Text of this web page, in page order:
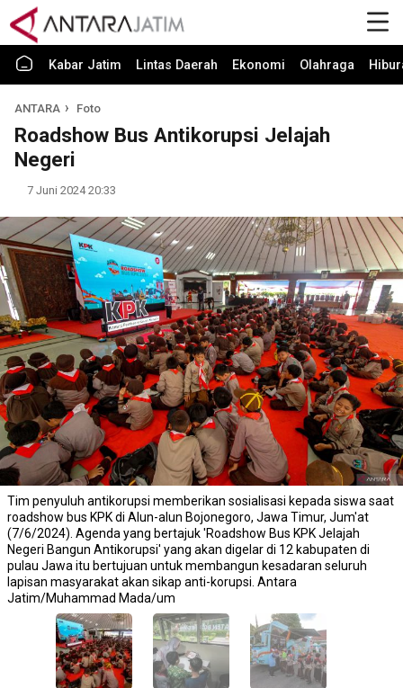
Kabar Jatim Lintas Daerah Ekonomi Olahraga
ANTARA Foto
Roadshow Bus Antikorupsi Jelajah
Negeri
7 Juni 2024 20:33
Tim penyuluh antikorupsi memberikan sosialisasi kepada siswa saat
roadshow bus KPK di Alun-alun Bojonegoro, Jawa Timur, Jum'at
(7/6/2024). Agenda yang bertajuk 'Roadshow Bus KPK Jelajah
Negeri Bangun Antikorupsi' yang akan digelar di 12 kabupaten di
pulau Jawa itu bertujuan untuk membangun kesadaran seluruh
lapisan masyarakat akan sikap anti-korupsi. Antara
Jatim/Muhammad Mada/um